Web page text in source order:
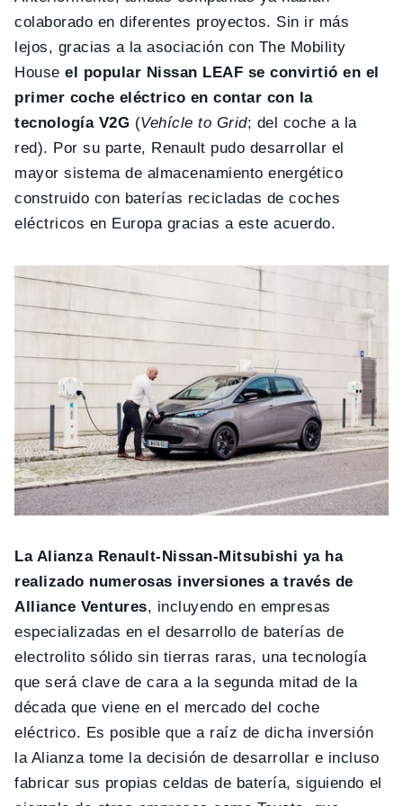
colaborado en diferentes proyectos. Sin ir más
lejos, gracias a la asociación con The Mobility
Houseel popular Nissan LEAF se convirtió en el
primer coche eléctrico en contar con la
tecnología V2G (Vehícle to Grid; del coche a la
red). Por su parte, Renault pudo desarrollar el
mayor sistema de almacenamiento energético
construido con baterías recicladas de coches
eléctricos en Europa gracias a este acuerdo.
La Alianza Renault-Nissan-Mitsubishi ya ha
realizado numerosas inversiones a través de
Alliance Ventures, incluyendo en empresas
especializadas en el desarrollo de baterías de
electrolito sólido sin tierras raras, una tecnología
que será clave de cara a la segunda mitad de la
década que viene en el mercado del coche
eléctrico. Es posible que a raíz de dicha inversión
la Alianza tome la decisión de desarrollar e incluso
fabricar sus propias celdas de batería, siguiendo el